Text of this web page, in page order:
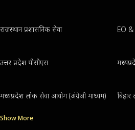
राजस्थान प्रशासनिक सेवा EO &
उत्तर प्रदेश पीसीएस
मध्यप्रदेश लोक सेवा आयोग (अंग्रेजी माध्यम)
Show More